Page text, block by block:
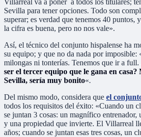
Sevilla para tener opciones. Todo son
superar; es verdad que tenemos 40 puntos,
la cifra es buena, pero no nos vale».
Así, el técnico del conjunto hispalense ha
su equipo; y que no da nada por imposible:
milongas ni tonterías. Tenemos que ir a full.
ser el tercer equipo que le gana en
Sevilla, sería muy bonito«.
Del mismo modo, considera que el
todos los requisitos del éxito: «Cuando un
se juntan 3 cosas: un magnífico entrenador,
y una propiedad que invierte. El Villarreal
años; cuando se juntan esas tres cosas, un